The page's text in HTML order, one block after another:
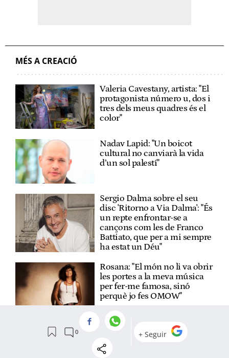
MÉS A CREACIÓ
Valeria Cavestany, artista: "El
protagonista número u, dos i
tres dels meus quadres és el
color"
Nadav Lapid: "Un boicot
cultural no canviarà la vida
d’un sol palestí"
Sergio Dalma sobre el seu
disc 'Ritorno a Via Dalma': "És
un repte enfrontar-se a
cançons com les de Franco
Battiato, que per a mi sempre
ha estat un Déu"
Rosana: "El món no li va obrir
les portes a la meva música
per fer-me famosa, sinó
perquè jo fes OMOW"